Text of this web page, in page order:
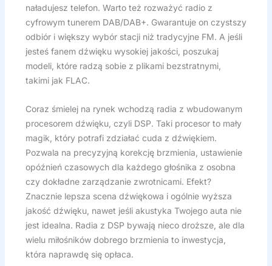
naładujesz telefon. Warto też rozważyć radio z
cyfrowym tunerem DAB/DAB+. Gwarantuje on czystszy
odbiór i większy wybór stacji niż tradycyjne FM. A jeśli
jesteś fanem dźwięku wysokiej jakości, poszukaj
modeli, które radzą sobie z plikami bezstratnymi,
takimi jak FLAC.
Coraz śmielej na rynek wchodzą radia z wbudowanym
procesorem dźwięku, czyli DSP. Taki procesor to mały
magik, który potrafi zdziałać cuda z dźwiękiem.
Pozwala na precyzyjną korekcję brzmienia, ustawienie
opóźnień czasowych dla każdego głośnika z osobna
czy dokładne zarządzanie zwrotnicami. Efekt?
Znacznie lepsza scena dźwiękowa i ogólnie wyższa
jakość dźwięku, nawet jeśli akustyka Twojego auta nie
jest idealna. Radia z DSP bywają nieco droższe, ale dla
wielu miłośników dobrego brzmienia to inwestycja,
która naprawdę się opłaca.